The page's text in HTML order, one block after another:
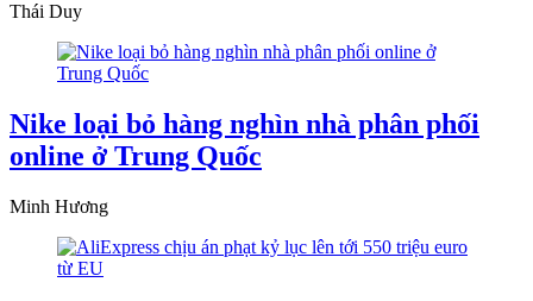
Thái Duy
Nike loại bỏ hàng nghìn nhà phân phối
online ở Trung Quốc
Minh Hương